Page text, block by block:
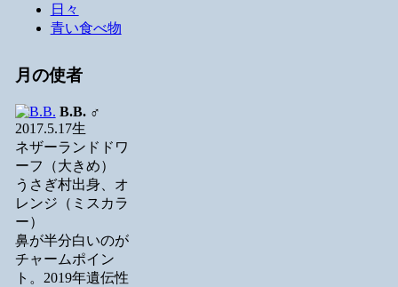
日々
青い食べ物
月の使者
B.B.♂
2017.5.17生
ネザーランドドワ
ーフ（大きめ）
うさぎ村出身、オ
レンジ（ミスカラ
ー）
鼻が半分白いのが
チャームポイン
ト。2019年遺伝性